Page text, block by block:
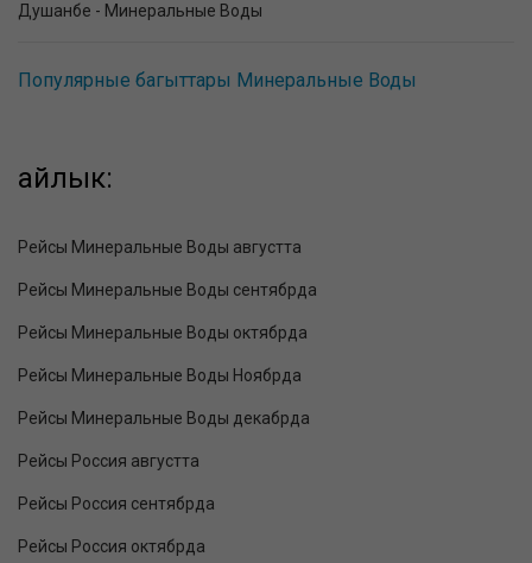
Душанбе - Минеральные Воды
Популярные багыттары Минеральные Воды
айлык:
Рейсы Минеральные Воды августта
Рейсы Минеральные Воды сентябрда
Рейсы Минеральные Воды октябрда
Рейсы Минеральные Воды Ноябрда
Рейсы Минеральные Воды декабрда
Рейсы Россия августта
Рейсы Россия сентябрда
Рейсы Россия октябрда